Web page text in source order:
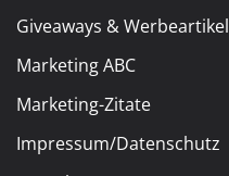
Giveaways & Werbeartikel
Marketing ABC
Marketing-Zitate
Impressum/Datenschutz